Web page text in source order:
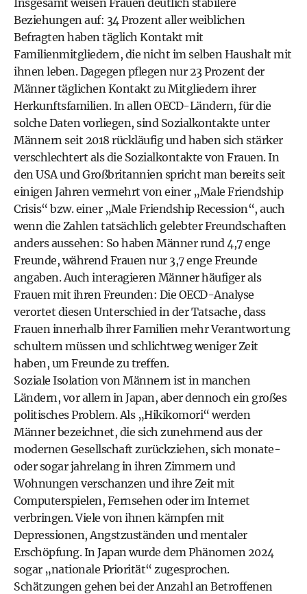
Insgesamt weisen Frauen deutlich stabilere
Beziehungen auf: 34 Prozent aller weiblichen
Befragten haben täglich Kontakt mit
Familienmitgliedern, die nicht im selben Haushalt mit
ihnen leben. Dagegen pflegen nur 23 Prozent der
Männer täglichen Kontakt zu Mitgliedern ihrer
Herkunftsfamilien. In allen OECD-Ländern, für die
solche Daten vorliegen, sind Sozialkontakte unter
Männern seit 2018 rückläufig und haben sich stärker
verschlechtert als die Sozial­kontakte von Frauen. In
den USA und Großbritannien spricht man bereits seit
einigen Jahren vermehrt von einer „Male Friendship
Crisis“ bzw. einer „Male Friendship Recession“, auch
wenn die Zahlen tatsächlich gelebter Freundschaften
anders aussehen: So haben Männer rund 4,7 enge
Freunde, während Frauen nur 3,7 enge Freunde
angaben. Auch interagieren Männer häufiger als
Frauen mit ihren Freunden: Die OECD-Analyse
verortet diesen Unterschied in der Tatsache, dass
Frauen innerhalb ihrer Familien mehr Verantwortung
schultern müssen und schlichtweg weniger Zeit
haben, um Freunde zu treffen.
Soziale Isolation von Männern ist in manchen
Ländern, vor allem in Japan, aber dennoch ein großes
politisches Problem. Als „Hikikomori“ werden
Männer bezeichnet, die sich zunehmend aus der
modernen Gesellschaft zurückziehen, sich monate-
oder sogar jahrelang in ihren Zimmern und
Wohnungen verschanzen und ihre Zeit mit
Computerspielen, Fernsehen oder im Internet
verbringen. Viele von ihnen kämpfen mit
Depressionen, Angstzuständen und mentaler
Erschöpfung. In Japan wurde dem Phänomen 2024
sogar „nationale Priorität“ zugesprochen.
Schätzungen gehen bei der Anzahl an Betroffenen